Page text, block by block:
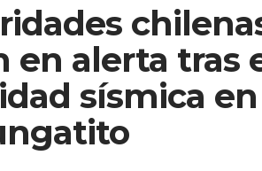
en alerta tras
sísmica